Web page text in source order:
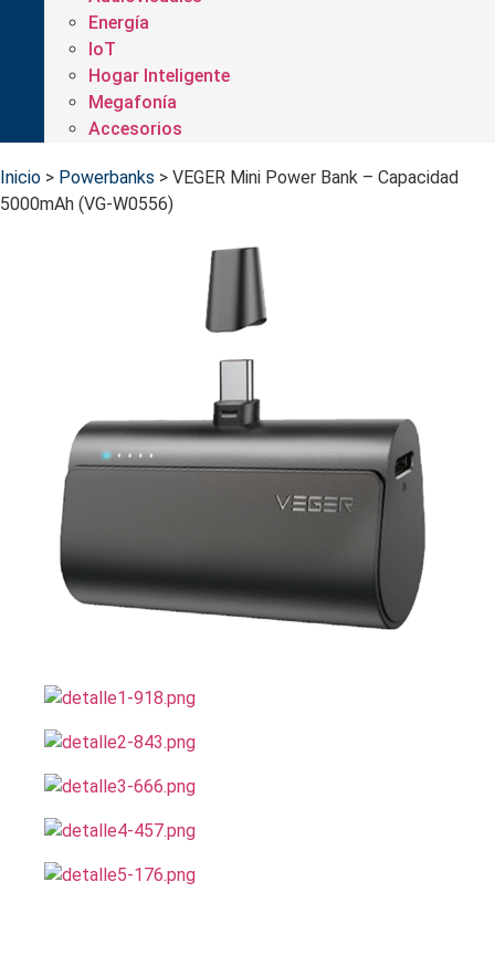
Energía
IoT
Hogar Inteligente
Megafonía
Accesorios
Inicio > Powerbanks > VEGER Mini Power Bank – Capacidad
5000mAh (VG-W0556)